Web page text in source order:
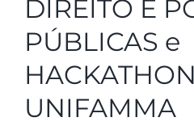
DIREITO E
PÚBLICAS e
UNIFAMMA